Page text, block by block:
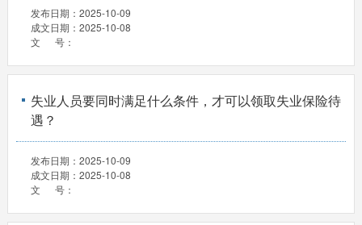
发布日期： 2025-10-09
成文日期： 2025-10-08
文 号：
失业人员要同时满足什么条件，才可以领取失业保险待
遇？
发布日期： 2025-10-09
成文日期： 2025-10-08
文 号：